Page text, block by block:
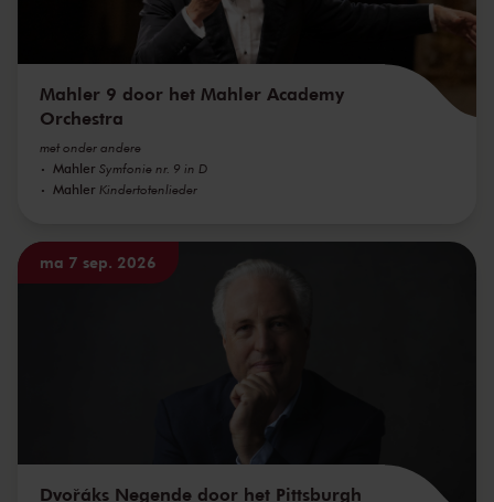
Mahler 9 door het Mahler Academy
Orchestra
met onder andere
Mahler Symfonie nr. 9 in D
Mahler Kindertotenlieder
ma 7 sep. 2026
Dvořáks Negende door het Pittsburgh